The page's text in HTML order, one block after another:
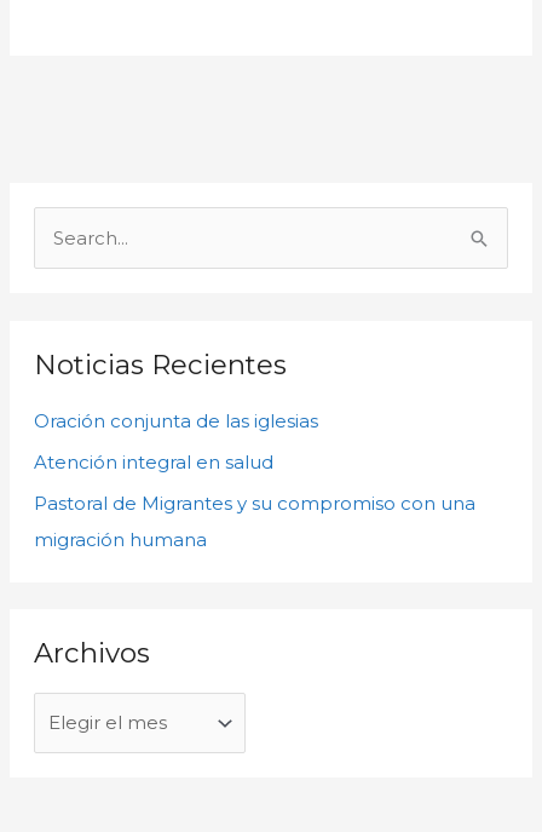
c
r
p
o
r
Noticias Recientes
Oración conjunta de las iglesias
Atención integral en salud
Pastoral de Migrantes y su compromiso con una
migración humana
Archivos
c
v
o
s